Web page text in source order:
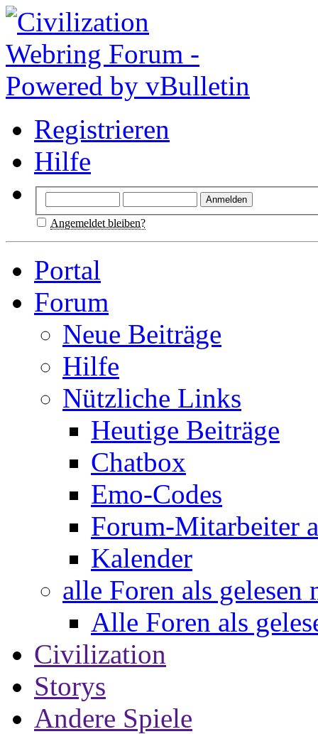
Registrieren
Hilfe
Angemeldet bleiben?
Portal
Forum
Neue Beiträge
Hilfe
Nützliche Links
Heutige Beiträge
Chatbox
Emo-Codes
Forum-Mitarbeiter
Kalender
alle Foren als gelesen
Alle Foren als
Civilization
Storys
Andere Spiele